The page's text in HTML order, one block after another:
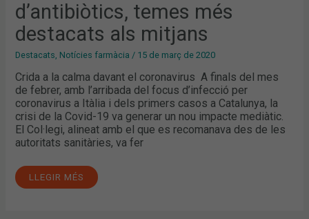
d’antibiòtics, temes més
destacats als mitjans
Destacats Notícies farmàcia / 15 de març de 2020
Crida a la calma davant el coronavirus A finals del mes
de febrer, amb l’arribada del focus d’infecció per
coronavirus a Itàlia i dels primers casos a Catalunya, la
crisi de la Covid-19 va generar un nou impacte mediàtic.
El Col·legi, alineat amb el que es recomanava des de les
autoritats sanitàries, va fer
LLEGIR MÉS